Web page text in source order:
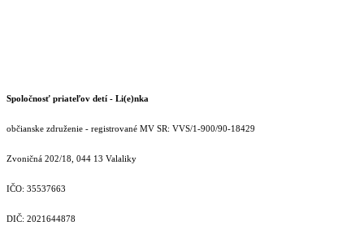
Spoločnosť priateľov detí - Li(e)nka
občianske združenie - registrované MV SR: VVS/1-900/90-18429
Zvoničná 202/18, 044 13 Valaliky
IČO: 35537663
DIČ: 2021644878